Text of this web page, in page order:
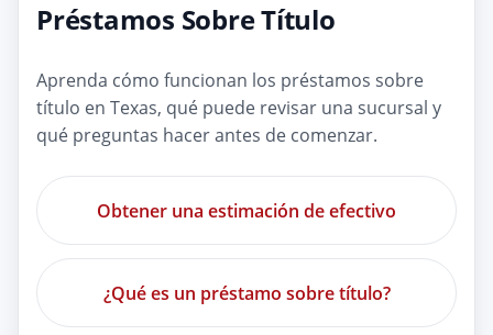
Préstamos Sobre Título
Aprenda cómo funcionan los préstamos sobre
título en Texas, qué puede revisar una sucursal y
qué preguntas hacer antes de comenzar.
Obtener una estimación de efectivo
¿Qué es un préstamo sobre título?